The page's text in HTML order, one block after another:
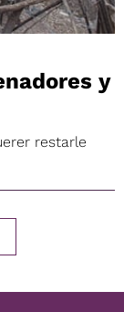
y
restarle